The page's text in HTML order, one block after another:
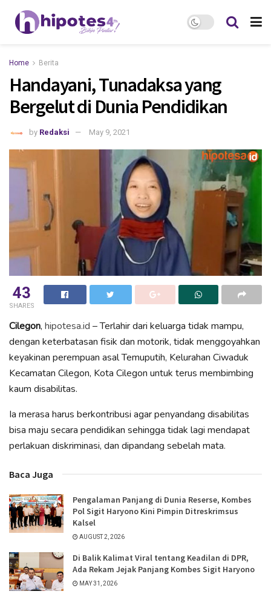
Home Berita
Handayani, Tunadaksa yang
Bergelut di Dunia Pendidikan
by Redaksi May 9, 2021
43
SHARES
Cilegon, hipotesa.id – Terlahir dari keluarga tidak mampu,
dengan keterbatasan fisik dan motorik, tidak menggoyahkan
keyakinan perempuan asal Temuputih, Kelurahan Ciwaduk
Kecamatan Cilegon, Kota Cilegon untuk terus membimbing
kaum disabilitas.
Ia merasa harus berkontribusi agar penyandang disabilitas
bisa maju secara pendidikan sehingga tidak lagi mendapat
perlakuan diskriminasi, dan dipandang sebelah mata.
Baca Juga
Pengalaman Panjang di Dunia Reserse, Kombes
Pol Sigit Haryono Kini Pimpin Ditreskrimsus
Kalsel
AUGUST 2, 2026
Di Balik Kalimat Viral tentang Keadilan di DPR,
Ada Rekam Jejak Panjang Kombes Sigit Haryono
MAY 31, 2026